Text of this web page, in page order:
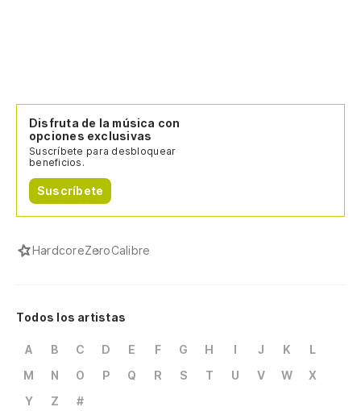
Disfruta de la música con
opciones exclusivas
Suscríbete para desbloquear
beneficios.
Suscríbete
HardcoreZeroCalibre
Todos los artistas
A B C D E F G H I J K
L
M
N O P Q R S T U V W
X
Y
Z #